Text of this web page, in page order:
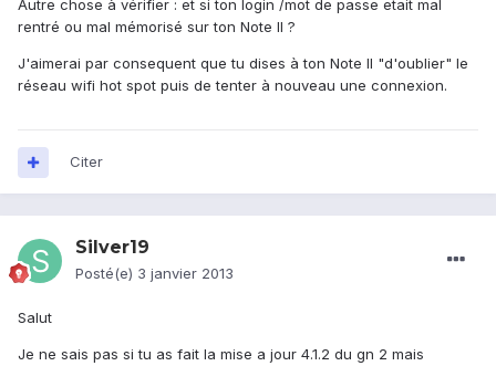
Autre chose à vérifier : et si ton login /mot de passe etait mal
rentré ou mal mémorisé sur ton Note II ?
J'aimerai par consequent que tu dises à ton Note II "d'oublier" le
réseau wifi hot spot puis de tenter à nouveau une connexion.
Citer
Silver19
Posté(e) 3 janvier 2013
Salut
Je ne sais pas si tu as fait la mise a jour 4.1.2 du gn 2 mais